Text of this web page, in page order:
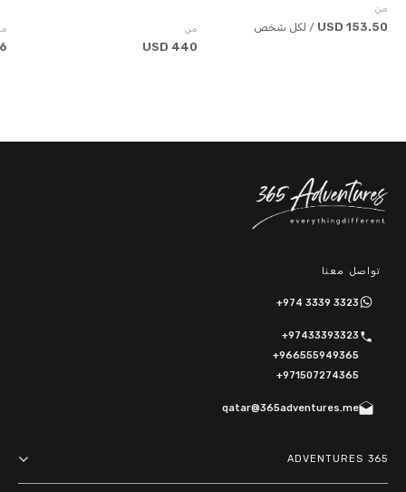
من
153.50 USD / لكل شخص من
440 USD
تواصل معنا
+974 3339 3323
+97433393323
+966555949365
+971507274365
qatar@365adventures.me
365 ADVENTURES